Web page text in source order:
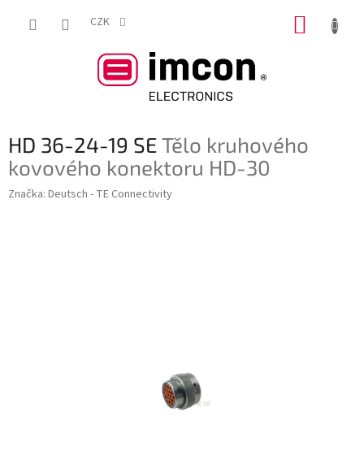
CZK
HD 36-24-19 SETělo kruhového
kovového konektoru HD-30
Značka: Deutsch - TE Connectivity